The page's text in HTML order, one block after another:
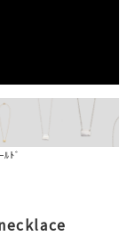
ﾙﾄﾞ